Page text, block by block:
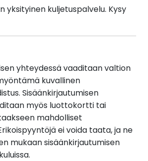
yksityinen kuljetuspalvelu. Kysy
yhteydessä vaaditaan valtion
kuvallinen
Sisäänkirjautumisen
myös luottokortti tai
mahdolliset
ei voida taata, ja ne
mukaan sisäänkirjautumisen